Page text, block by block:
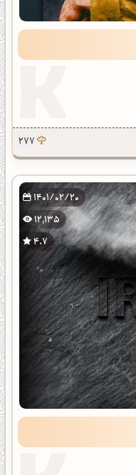
277
1401/02/20
12,135
4.7